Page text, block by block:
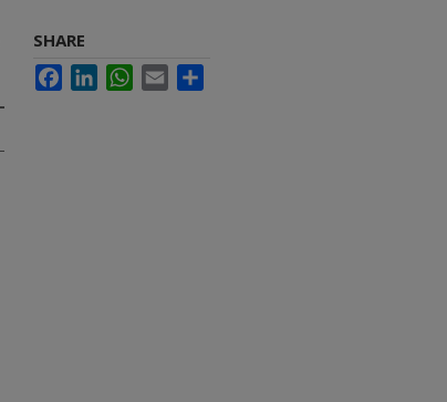
SHARE
FacebookLinkedInWhatsApp
Email